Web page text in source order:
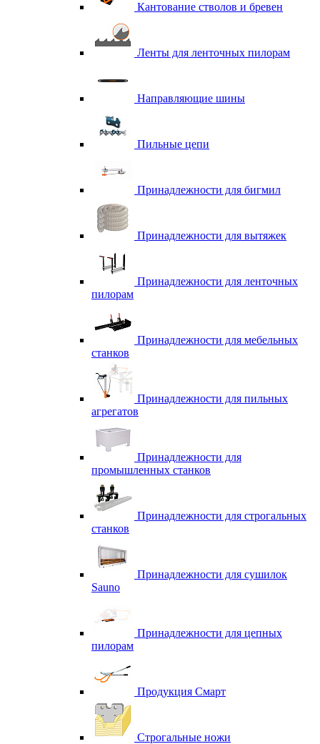
Кантование стволов и бревен
Ленты для ленточных пилорам
Направляющие шины
Пильные цепи
Принадлежности для бигмил
Принадлежности для вытяжек
Принадлежности для ленточных
пилорам
Принадлежности для мебельных
станков
Принадлежности для пильных
агрегатов
Принадлежности для
промышленных станков
Принадлежности для строгальных
станков
Принадлежности для сушилок
Sauno
Принадлежности для цепных
пилорам
Продукция Смарт
Строгальные ножи